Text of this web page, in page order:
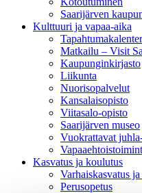
Saarijärven
Kulttuuri ja vapaa-aika
Matkailu – Visit
Kaupunginkirjasto
Liikunta
Nuorisopalvelut
Kansalaisopisto
Viitasalo-opisto
Saarijärven museo
Vuokrattavat
Kasvatus ja koulutus
Varhaiskasvatus
Perusopetus